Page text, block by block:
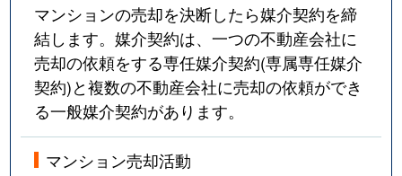
マンションの売却を決断したら媒介契約を締
結します。媒介契約は、一つの不動産会社に
売却の依頼をする専任媒介契約(専属専任媒介
契約)と複数の不動産会社に売却の依頼ができ
る一般媒介契約があります。
マンション売却活動